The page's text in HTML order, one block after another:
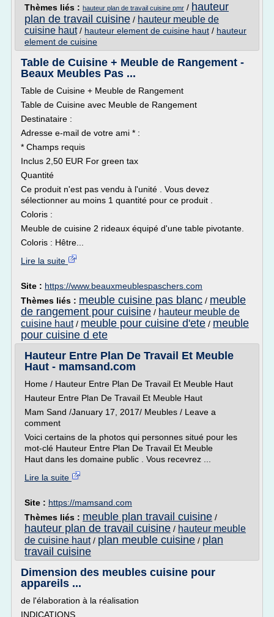
Thèmes liés : hauteur plan de travail cuisine pmr / hauteur
plan de travail cuisine / hauteur meuble de
cuisine haut/ hauteur element de cuisine haut / hauteur
element de cuisine
Table de Cuisine + Meuble de Rangement -
Beaux Meubles Pas ...
Table de Cuisine + Meuble de Rangement
Table de Cuisine avec Meuble de Rangement
Destinataire :
Adresse e-mail de votre ami * :
* Champs requis
Inclus 2,50 EUR For green tax
Quantité
Ce produit n'est pas vendu à l'unité . Vous devez
sélectionner au moins 1 quantité pour ce produit .
Coloris :
Meuble de cuisine 2 rideaux équipé d'une table pivotante.
Coloris : Hêtre...
Lire la suite
Site : https://www.beauxmeublespaschers.com
Thèmes liés : meuble cuisine pas blanc / meuble
de rangement pour cuisine / hauteur meuble de
cuisine haut/ meuble pour cuisine d'ete / meuble
pour cuisine d ete
Hauteur Entre Plan De Travail Et Meuble
Haut - mamsand.com
Home / Hauteur Entre Plan De Travail Et Meuble Haut
Hauteur Entre Plan De Travail Et Meuble Haut
Mam Sand /January 17, 2017/ Meubles / Leave a
comment
Voici certains de la photos qui personnes situé pour les
mot-clé Hauteur Entre Plan De Travail Et Meuble
Haut dans les domaine public . Vous recevrez ...
Lire la suite
Site : https://mamsand.com
Thèmes liés : meuble plan travail cuisine /
hauteur plan de travail cuisine / hauteur meuble
de cuisine haut/ plan meuble cuisine / plan
travail cuisine
Dimension des meubles cuisine pour
appareils ...
de l'élaboration à la réalisation
INDICATIONS